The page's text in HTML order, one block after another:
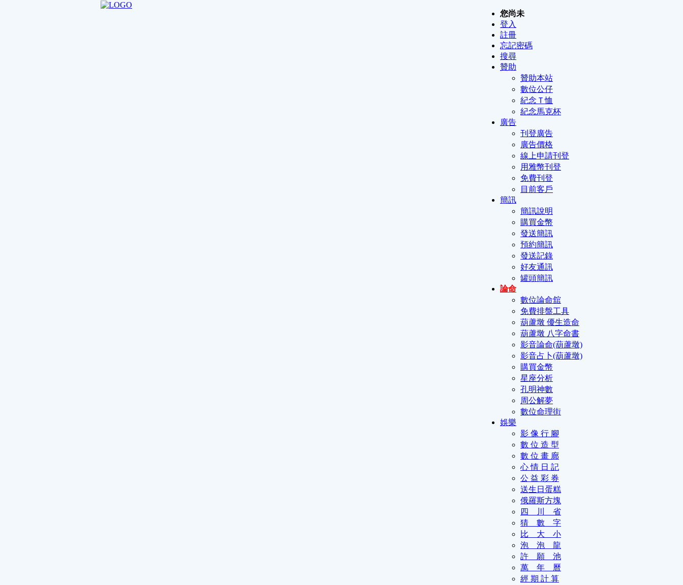
您尚未
登入
註冊
忘記密碼
搜尋
贊助
贊助本站
數位公仔
紀念Ｔ恤
紀念馬克杯
廣告
刊登廣告
廣告價格
線上申請刊登
用雅幣刊登
免費刊登
目前客戶
簡訊
簡訊說明
購買金幣
發送簡訊
預約簡訊
發送記錄
好友通訊
罐頭簡訊
論命
數位論命舘
免費排盤工具
葫蘆墩 優生造命
葫蘆墩 八字命書
影音論命(葫蘆墩)
影音占卜(葫蘆墩)
購買金幣
星座分析
孔明神數
周公解夢
數位命理街
娛樂
影 像 行 腳
數 位 造 型
數 位 畫 廊
心 情 日 記
公 益 彩 券
送生日蛋糕
俄羅斯方塊
四 川 省
猜 數 字
比 大 小
泡 泡 龍
許 願 池
萬 年 曆
經 期 計 算